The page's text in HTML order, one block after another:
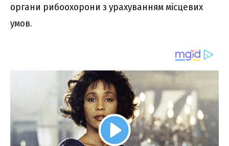
органи рибоохорони з урахуванням місцевих
умов.